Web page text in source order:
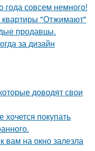
совсем немного!
"Отжимают"
продавцы.
за дизайн
доводят свои
покупать
вам на окно залезла